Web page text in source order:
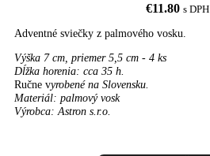
€11.80 s DPH
Adventné sviečky z palmového vosku.
Výška 7 cm, priemer 5,5 cm - 4 ks
Dĺžka horenia: cca 35 h.
Ručne vyrobené na Slovensku.
Materiál: palmový vosk
Výrobca: Astron s.r.o.